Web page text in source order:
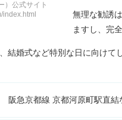
）公式サイト
index.html
無理な勧誘
ますし、完
結婚式など特別な日に向けて
阪急京都線 京都河原町駅直